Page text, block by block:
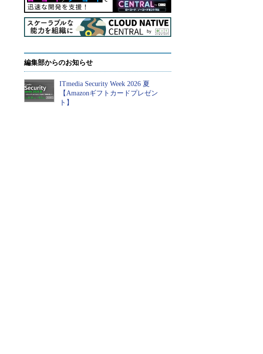
編集部からのお知らせ
ITmedia Security Week 2026 夏
【Amazonギフトカードプレゼン
ト】